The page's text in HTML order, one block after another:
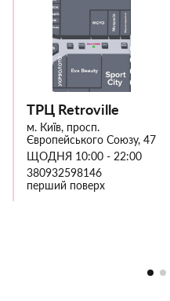
ТРЦ Retroville
м. Київ, просп.
Європейського Союзу, 47
ЩОДНЯ 10:00 - 22:00
380932598146
перший поверх